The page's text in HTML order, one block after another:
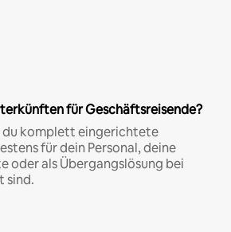
für Geschäftsreisende?
komplett eingerichtete
für dein Personal, deine
oder als Übergangslösung bei
sind.